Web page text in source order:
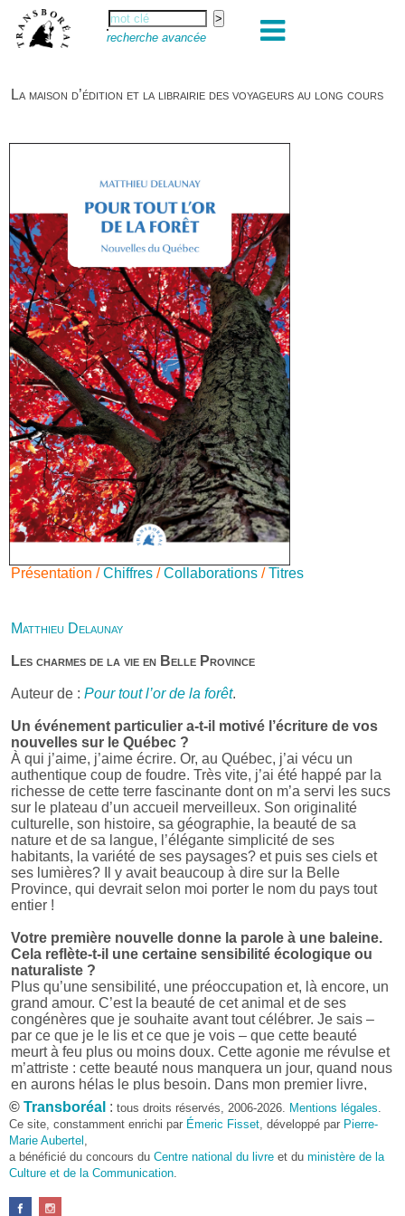
recherche avancée
La maison d’édition et la librairie des voyageurs au long cours
Présentation /Chiffres /Collaborations /Titres
Matthieu Delaunay
Les charmes de la vie en Belle Province
Auteur de : Pour tout l’or de la forêt.
Un événement particulier a-t-il motivé l’écriture de vos
nouvelles sur le Québec ?
À qui j’aime, j’aime écrire. Or, au Québec, j’ai vécu un
authentique coup de foudre. Très vite, j’ai été happé par la
richesse de cette terre fascinante dont on m’a servi les sucs
sur le plateau d’un accueil merveilleux. Son originalité
culturelle, son histoire, sa géographie, la beauté de sa
nature et de sa langue, l’élégante simplicité de ses
habitants, la variété de ses paysages? et puis ses ciels et
ses lumières? Il y avait beaucoup à dire sur la Belle
Province, qui devrait selon moi porter le nom du pays tout
entier !
Votre première nouvelle donne la parole à une baleine.
Cela reflète-t-il une certaine sensibilité écologique ou
naturaliste ?
Plus qu’une sensibilité, une préoccupation et, là encore, un
grand amour. C’est la beauté de cet animal et de ses
congénères que je souhaite avant tout célébrer. Je sais –
par ce que je le lis et ce que je vois – que cette beauté
meurt à feu plus ou moins doux. Cette agonie me révulse et
m’attriste : cette beauté nous manquera un jour, quand nous
en aurons hélas le plus besoin. Dans mon premier livre,
j’avais pris goût à me mettre dans la peau d’une bête. Outre
l’intérêt de l’exercice littéraire, il me semble que cela peut
être un bon moyen pour transmettre certains messages.
Pourquoi avoir choisi le format des nouvelles plutôt
qu’un autre ?
D’abord parce que j’aime (décidément!) en lire !
© Transboréal : tous droits réservés, 2006-2026. Mentions légales
Ce site, constamment enrichi par Émeric Fisset , développé par Pierre-
Marie Aubertel
a bénéficié du concours du Centre national du livre et du ministère de la
Culture et de la Communication